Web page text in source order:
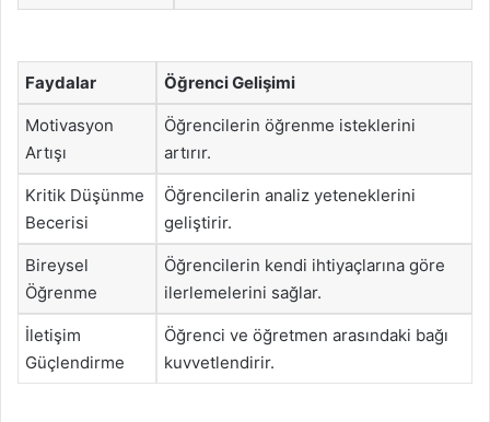
Faydalar Öğrenci Gelişimi
Motivasyon
Artışı
Öğrencilerin öğrenme isteklerini
artırır.
Kritik Düşünme
Becerisi
Öğrencilerin analiz yeteneklerini
geliştirir.
Bireysel
Öğrenme
Öğrencilerin kendi ihtiyaçlarına göre
ilerlemelerini sağlar.
İletişim
Güçlendirme
Öğrenci ve öğretmen arasındaki bağı
kuvvetlendirir.